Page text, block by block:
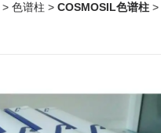
> 色谱柱 > COSMOSIL色谱柱 >